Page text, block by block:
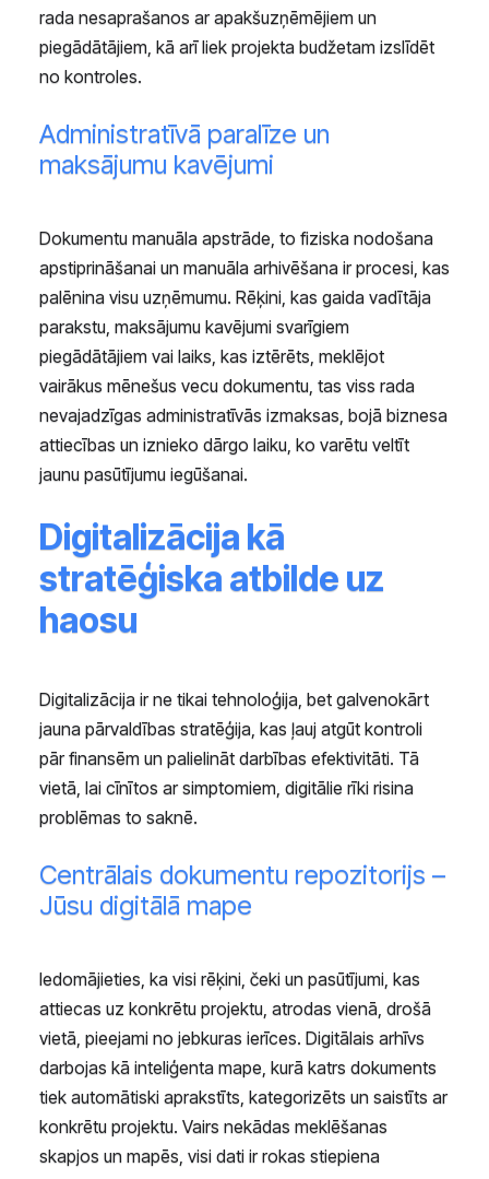
rada nesaprašanos ar apakšuzņēmējiem un
piegādātājiem, kā arī liek projekta budžetam izslīdēt
no kontroles.
Administratīvā paralīze un
maksājumu kavējumi
Dokumentu manuāla apstrāde, to fiziska nodošana
apstiprināšanai un manuāla arhivēšana ir procesi, kas
palēnina visu uzņēmumu. Rēķini, kas gaida vadītāja
parakstu, maksājumu kavējumi svarīgiem
piegādātājiem vai laiks, kas iztērēts, meklējot
vairākus mēnešus vecu dokumentu, tas viss rada
nevajadzīgas administratīvās izmaksas, bojā biznesa
attiecības un iznieko dārgo laiku, ko varētu veltīt
jaunu pasūtījumu iegūšanai.
Digitalizācija kā
stratēģiska atbilde uz
haosu
Digitalizācija ir ne tikai tehnoloģija, bet galvenokārt
jauna pārvaldības stratēģija, kas ļauj atgūt kontroli
pār finansēm un palielināt darbības efektivitāti. Tā
vietā, lai cīnītos ar simptomiem, digitālie rīki risina
problēmas to saknē.
Centrālais dokumentu repozitorijs –
Jūsu digitālā mape
Iedomājieties, ka visi rēķini, čeki un pasūtījumi, kas
attiecas uz konkrētu projektu, atrodas vienā, drošā
vietā, pieejami no jebkuras ierīces. Digitālais arhīvs
darbojas kā inteliģenta mape, kurā katrs dokuments
tiek automātiski aprakstīts, kategorizēts un saistīts ar
konkrētu projektu. Vairs nekādas meklēšanas
skapjos un mapēs, visi dati ir rokas stiepiena